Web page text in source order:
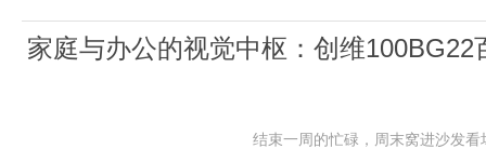
家庭与办公的视觉中枢：创维100BG22
结束一周的忙碌，周末窝进沙发看